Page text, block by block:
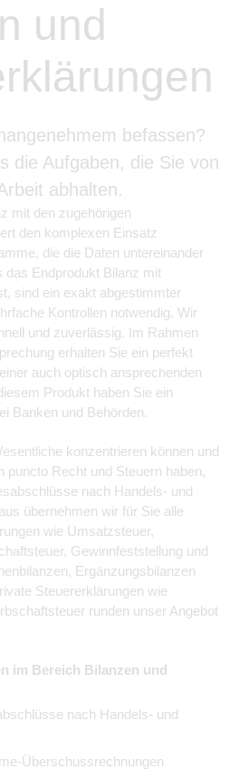
und
befassen?
die Aufgaben, die Sie von
abhalten.
mit den zugehörigen
den komplexen Einsatz
die die Daten untereinander
das Endprodukt Bilanz mit
sind ein exakt abgestimmter
Kontrollen notwendig. Wir
und zuverlässig. Im Rahmen
erhalten Sie ein perfekt
auch optisch ansprechenden
Produkt haben Sie ein
Banken und Behörden.
konzentrieren können und
puncto Recht und Steuern haben,
nach Handels- und
übernehmen wir für Sie alle
wie Umsatzsteuer,
Gewinnfeststellung und
Ergänzungsbilanzen
Steuererklärungen wie
runden unser Angebot
im Bereich Bilanzen und
nach Handels- und
Überschussrechnungen